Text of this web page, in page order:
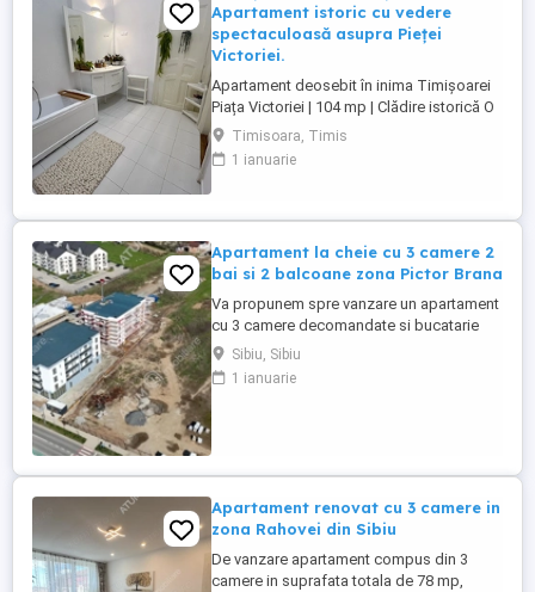
Apartament istoric cu vedere
spectaculoasă asupra Pieței
Victoriei.
Apartament deosebit în inima Timișoarei
Piața Victoriei | 104 mp | Clădire istorică O
oportunitate rară de a locui sau investi într-
unul dintre cele mai reprezentative imobile
ale Timișoarei, chiar în Piața Victoriei, cu
Timisoara, Timis
1 ianuarie
Apartament la cheie cu 3 camere 2
bai si 2 balcoane zona Pictor Brana
Va propunem spre vanzare un apartament
cu 3 camere decomandate si bucatarie
inchisa, pozitionat la etajul intermediar 1
intr-un imobil nou ce face parte din
ansablul rezidential modern, situat in
Sibiu, Sibiu
1 ianuarie
Apartament renovat cu 3 camere in
zona Rahovei din Sibiu
De vanzare apartament compus din 3
camere in suprafata totala de 78 mp,